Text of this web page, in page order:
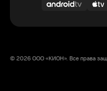
© 2026 ООО «КИОН». Все права